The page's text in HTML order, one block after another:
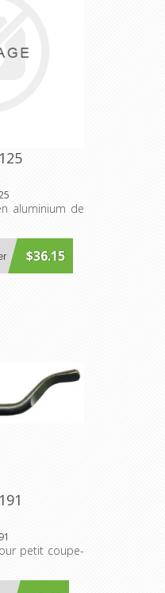
aluminium de
$36.15
petit coupe-